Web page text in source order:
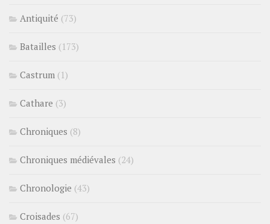
Antiquité (73)
Batailles (173)
Castrum (1)
Cathare (3)
Chroniques (8)
Chroniques médiévales (24)
Chronologie (43)
Croisades (67)